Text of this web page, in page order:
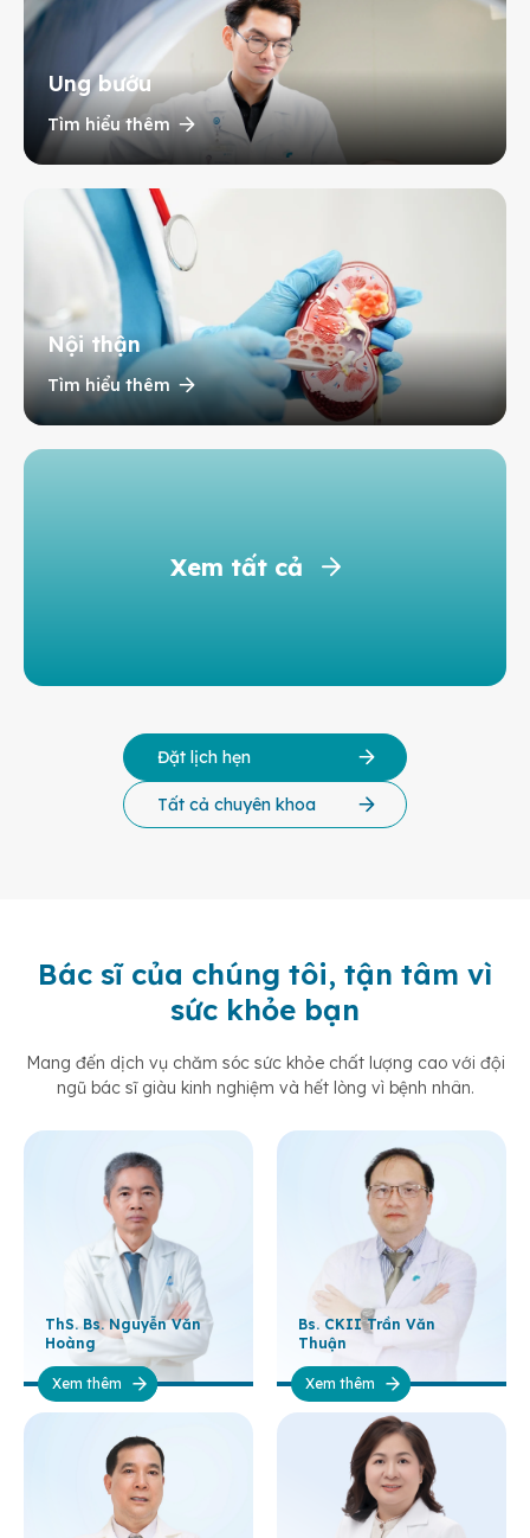
Ung bướu
Tìm hiểu thêm
Nội thận
Tìm hiểu thêm
Xem tất cả
Đặt lịch hẹn
Tất cả chuyên khoa
Bác sĩ của chúng tôi, tận tâm vì
sức khỏe bạn
Mang đến dịch vụ chăm sóc sức khỏe chất lượng cao với đội
ngũ bác sĩ giàu kinh nghiệm và hết lòng vì bệnh nhân.
ThS. Bs. Nguyễn Văn
Hoàng
Xem thêm
Bs. CKII Trần Văn
Thuận
Xem thêm